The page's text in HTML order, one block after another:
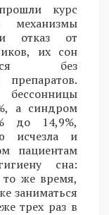
курс
механизмы
отказ от
их сон
без
а синдром
до 14,9%,
исчезла и
пациентам
сна:
же время,
заниматься
трех раз в